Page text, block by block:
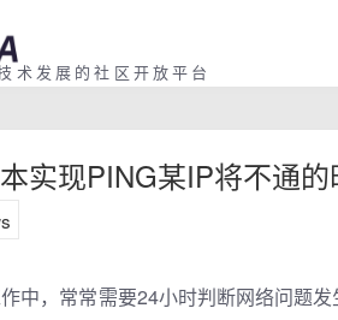
术发展的社区开放平台
实现PING某IP将不通
中，常常需要24小时判断网络问题